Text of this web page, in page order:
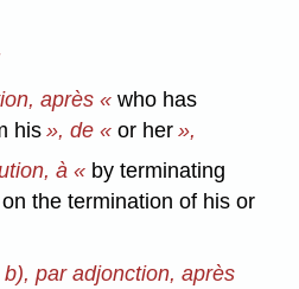
après « who has
his», de « or her»,
à « by terminating
on the termination of his or
par adjonction, après